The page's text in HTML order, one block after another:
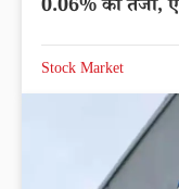
0.06% की तेजी,
Stock Market